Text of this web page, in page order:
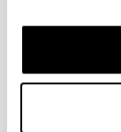
silos.
aldeas